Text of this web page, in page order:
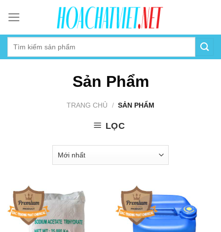
content
Sản Phẩm
TRANG CHỦ / SẢN PHẨM
LỌC